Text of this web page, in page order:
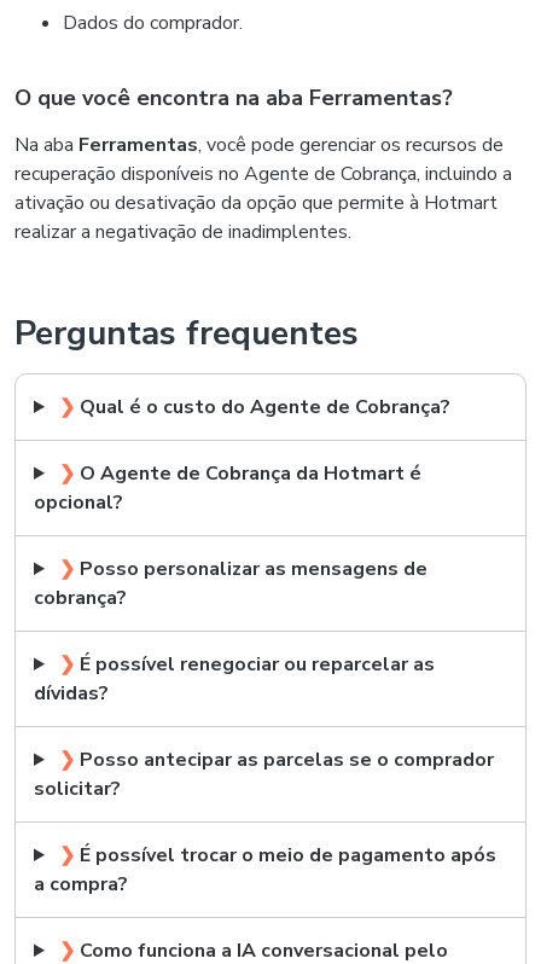
Dados do comprador.
O que você encontra na aba Ferramentas?
Na aba Ferramentas, você pode gerenciar os recursos de
recuperação disponíveis no Agente de Cobrança, incluindo a
ativação ou desativação da opção que permite à Hotmart
realizar a negativação de inadimplentes.
Perguntas frequentes
❯ Qual é o custo do Agente de Cobrança?
❯ O Agente de Cobrança da Hotmart é
opcional?
❯ Posso personalizar as mensagens de
cobrança?
❯ É possível renegociar ou reparcelar as
dívidas?
❯ Posso antecipar as parcelas se o comprador
solicitar?
❯ É possível trocar o meio de pagamento após
a compra?
❯ Como funciona a IA conversacional pelo